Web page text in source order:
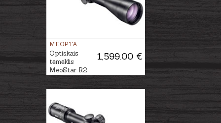
MEOPTA
1,599.00 €
Optiskais
tēmēklis
MeoStar R2